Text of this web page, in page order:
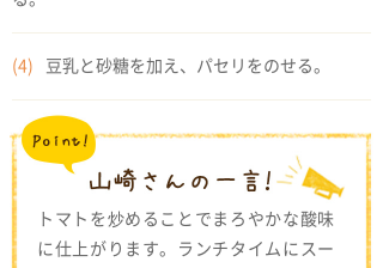
(4) 豆乳と砂糖を加え、パセリをのせる。
トマトを炒めることでまろやかな酸味
に仕上がります。ランチタイムにスー